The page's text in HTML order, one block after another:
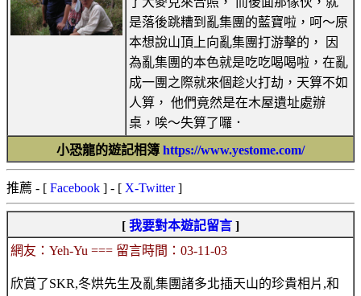
是落後跳糟到亂集團的藍寶啦，呵～原
本想說山頂上向亂集團打游擊的， 因
為亂集團的本色就是吃吃喝喝啦，在亂
成一團之際就來個趁火打劫，天算不如
人算， 他們竟然是在木屋遺址處辦
桌，唉～失算了囉．
小恐龍的遊記相簿 https://www.yestome.com/
推薦 - [ Facebook ] - [ X-Twitter]
[ 我要對本遊記留言 ]
網友：Yeh-Yu === 留言時間：03-11-03
欣賞了SKR,冬烘先生及亂集團諸多北插天山的珍貴相片,和